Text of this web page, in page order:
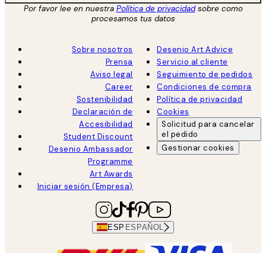
Por favor lee en nuestra Política de privacidadsobre como
procesamos tus datos
Sobre nosotros
Prensa
Aviso legal
Career
Sostenibilidad
Declaración de
Accesibilidad
Student Discount
Desenio Ambassador
Programme
Art Awards
Iniciar sesión (Empresa)
Desenio Art Advice
Servicio al cliente
Seguimiento de pedidos
Condiciones de compra
Política de privacidad
Cookies
Solicitud para cancelar
el pedido
Gestionar cookies
ESP ESPAÑOL